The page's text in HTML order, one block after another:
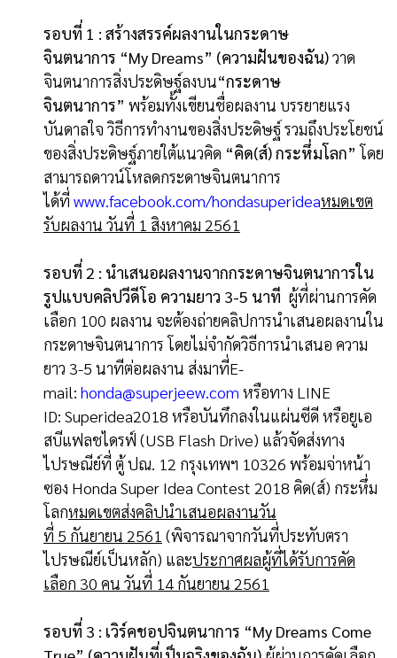
รอบที่ 1 : สร้างสรรค์ผลงานในกระดาษ
จินตนาการ “My Dreams” (ความฝันของฉัน)วาด
จินตนาการสิ่งประดิษฐ์ลงบน“กระดาษ
จินตนาการ” พร้อมทั้งเขียนชื่อผลงาน บรรยายแรง
บันดาลใจ วิธีการทำงานของสิ่งประดิษฐ์ รวมถึงประโยชน์
ของสิ่งประดิษฐ์ภายใต้แนวคิด “คิด(ส์)กระหึ่มโลก” โดย
สามารถดาวน์โหลดกระดาษจินตนาการ
ได้ที่ www.facebook.com/hondasuperideaหมดเขต
รับผลงาน วันที่ 1 สิงหาคม 2561
รอบที่ 2 : นำเสนอผลงานจากกระดาษจินตนาการใน
รูปแบบคลิปวีดีโอ ความยาว 3-5 นาที ผู้ที่ผ่านการคัด
เลือก 100 ผลงาน จะต้องถ่ายคลิปการนำเสนอผลงานใน
กระดาษจินตนาการ โดยไม่จำกัดวิธีการนำเสนอ ความ
ยาว 3-5 นาทีต่อผลงาน ส่งมาที่E-
mail: honda@superjeew.com หรือทาง LINE
ID: Superidea2018 หรือบันทึกลงในแผ่นซีดี หรือยูเอ
สบีแฟลชไดรฟ์ (USB Flash Drive) แล้วจัดส่งทาง
ไปรษณีย์ที่ ตู้ ปณ. 12 กรุงเทพฯ 10326 พร้อมจ่าหน้า
ซอง Honda Super Idea Contest 2018 คิด(ส์) กระหึ่ม
โลกหมดเขตส่งคลิปนำเสนอผลงานวัน
ที่ 5 กันยายน 2561 (พิจารณาจากวันที่ประทับตรา
ไปรษณีย์เป็นหลัก) และประกาศผลผู้ที่ได้รับการคัด
เลือก 30 คน วันที่ 14 กันยายน 2561
รอบที่ 3 : เวิร์คชอปจินตนาการ “My Dreams Come